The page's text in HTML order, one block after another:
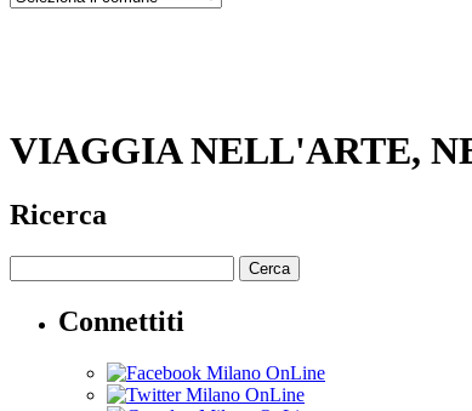
VIAGGIA NELL'ARTE,
Ricerca
Cerca
Connettiti